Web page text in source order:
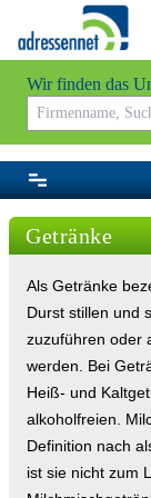
Wir finden das
Getränke
Als Getränke
Durst stillen und
zuzuführen oder
werden. Bei
Heiß- und
alkoholfreien.
Definition nach
ist sie nicht zum